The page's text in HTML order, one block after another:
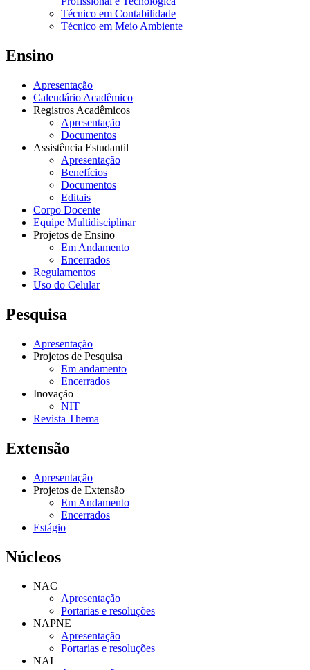
Técnico em Contabilidade
Técnico em Meio Ambiente
Ensino
Apresentação
Calendário Acadêmico
Registros Acadêmicos
Apresentação
Documentos
Assistência Estudantil
Apresentação
Benefícios
Documentos
Editais
Corpo Docente
Equipe Multidisciplinar
Projetos de Ensino
Em Andamento
Encerrados
Regulamentos
Uso do Celular
Pesquisa
Apresentação
Projetos de Pesquisa
Em andamento
Encerrados
Inovação
NIT
Revista Thema
Extensão
Apresentação
Projetos de Extensão
Em Andamento
Encerrados
Estágio
Núcleos
NAC
Apresentação
Portarias e resoluções
NAPNE
Apresentação
Portarias e resoluções
NAI